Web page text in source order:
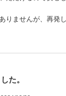
りませんが、再発
た。